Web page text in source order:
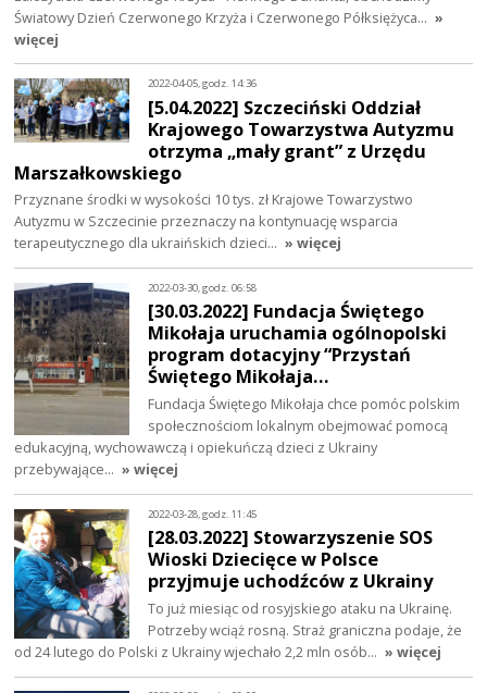
Światowy Dzień Czerwonego Krzyża i Czerwonego Półksiężyca… »
więcej
2022-04-05, godz. 14:36
[5.04.2022] Szczeciński Oddział
Krajowego Towarzystwa Autyzmu
otrzyma „mały grant” z Urzędu
Marszałkowskiego
Przyznane środki w wysokości 10 tys. zł Krajowe Towarzystwo
Autyzmu w Szczecinie przeznaczy na kontynuację wsparcia
terapeutycznego dla ukraińskich dzieci… » więcej
2022-03-30, godz. 06:58
[30.03.2022] Fundacja Świętego
Mikołaja uruchamia ogólnopolski
program dotacyjny “Przystań
Świętego Mikołaja…
Fundacja Świętego Mikołaja chce pomóc polskim
społecznościom lokalnym obejmować pomocą
edukacyjną, wychowawczą i opiekuńczą dzieci z Ukrainy
przebywające… » więcej
2022-03-28, godz. 11:45
[28.03.2022] Stowarzyszenie SOS
Wioski Dziecięce w Polsce
przyjmuje uchodźców z Ukrainy
To już miesiąc od rosyjskiego ataku na Ukrainę.
Potrzeby wciąż rosną. Straż graniczna podaje, że
od 24 lutego do Polski z Ukrainy wjechało 2,2 mln osób… » więcej